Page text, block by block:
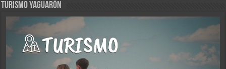
TURISMO YAGUARÓN